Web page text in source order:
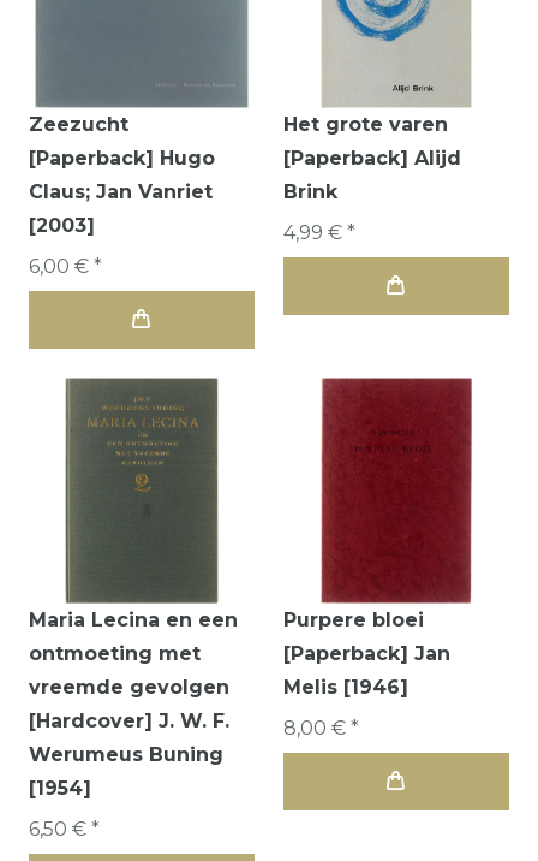
Zeezucht
[Paperback] Hugo
Claus; Jan Vanriet
[2003]
6,00 € *
Het grote varen
[Paperback] Alijd
Brink
4,99 € *
Maria Lecina en een
ontmoeting met
vreemde gevolgen
[Hardcover] J. W. F.
Werumeus Buning
[1954]
6,50 € *
Purpere bloei
[Paperback] Jan
Melis [1946]
8,00 € *